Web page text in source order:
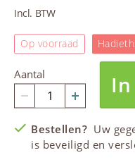
Incl. BTW
Op voorraad
Aantal
Bestellen? Uw
is beveiligd en